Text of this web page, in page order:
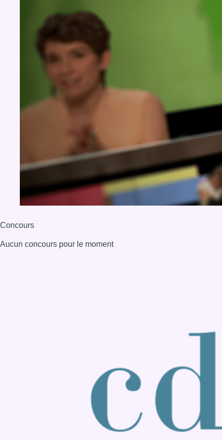
Concours
Aucun concours pour le moment